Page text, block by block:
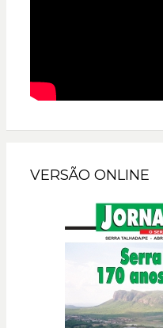
VERSÃO ONLINE